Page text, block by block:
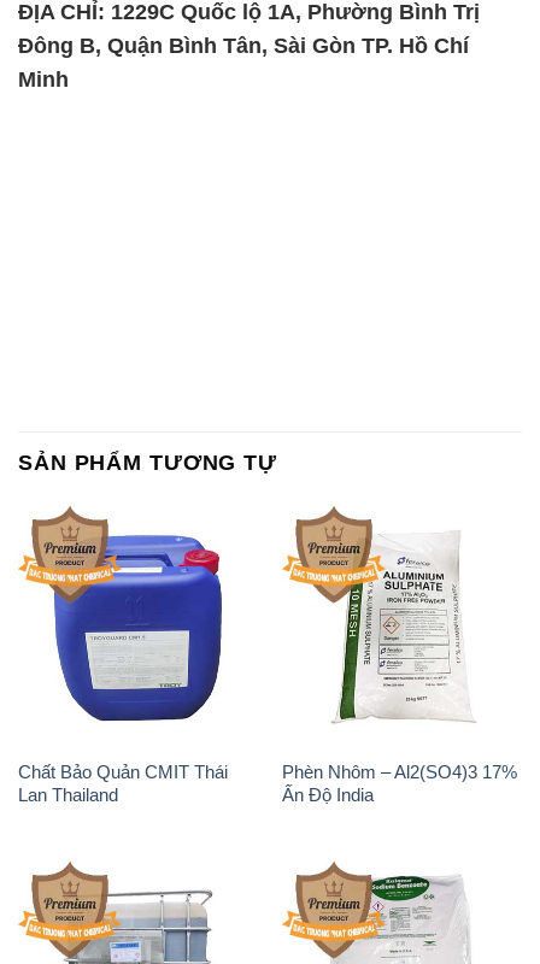
ĐỊA CHỈ: 1229C Quốc lộ 1A, Phường Bình Trị
Đông B, Quận Bình Tân, Sài Gòn TP. Hồ Chí
Minh
SẢN PHẨM TƯƠNG TỰ
Chất Bảo Quản CMIT Thái
Lan Thailand
Phèn Nhôm – Al2(SO4)3 17%
Ấn Độ India